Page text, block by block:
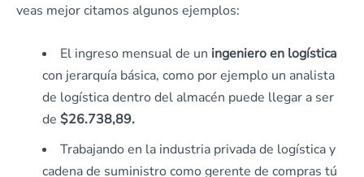
veas mejor citamos algunos ejemplos:
El ingreso mensual de un ingeniero en logística
con jerarquía básica, como por ejemplo un analista
de logística dentro del almacén puede llegar a ser
de $26.738,89.
Trabajando en la industria privada de logística y
cadena de suministro como gerente de compras tú